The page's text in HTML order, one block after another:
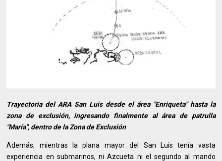
Trayectoria del ARA San Luis desde el área "Enriqueta" hasta la
zona de exclusión, ingresando finalmente al área de patrulla
"María", dentro de la Zona de Exclusión
Además, mientras la plana mayor del San Luis tenía vasta
experiencia en submarinos, ni Azcueta ni el segundo al mando